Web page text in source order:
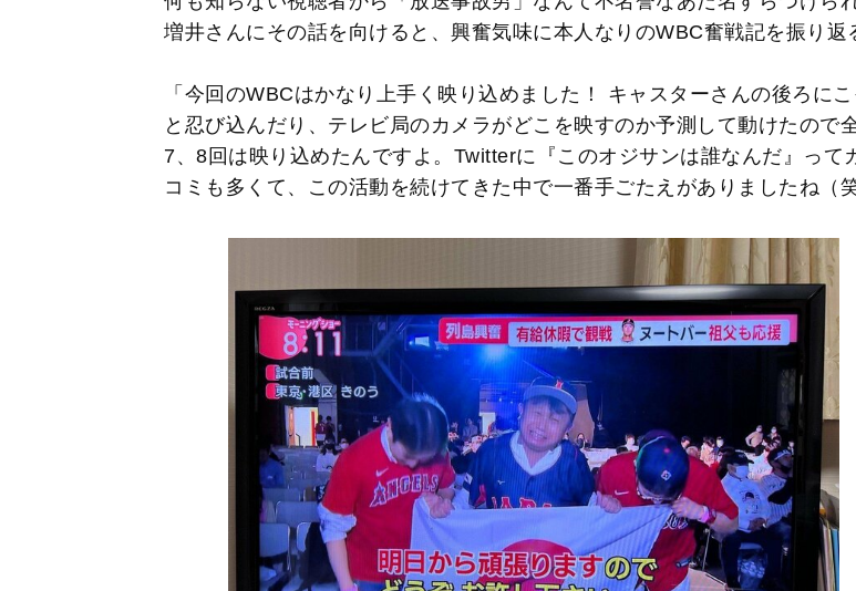
増井さんにその話を向けると、興奮気味に本人なりのWBC奮戦記を振り返
「今回のWBCはかなり上手く映り込めました！ キャスターさんの後ろにこ
と忍び込んだり、テレビ局のカメラがどこを映すのか予測して動けたので
7、8回は映り込めたんですよ。Twitterに『このオジサンは誰なんだ』って
コミも多くて、この活動を続けてきた中で一番手ごたえがありましたね（笑